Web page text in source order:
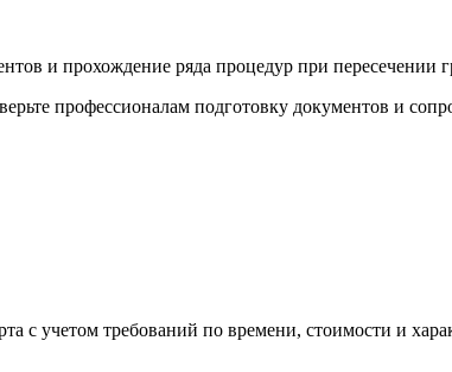
и прохождение ряда процедур при пересечении
профессионалам подготовку документов и
учетом требований по времени, стоимости и